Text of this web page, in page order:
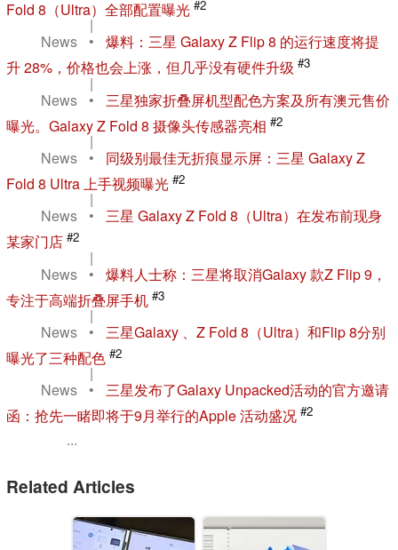
Fold 8（Ultra）全部配置曝光 #2
|
News
•
爆料：三星 Galaxy Z Flip 8 的运行速度将提
升 28%，价格也会上涨，但几乎没有硬件升级 #3
|
News
•
三星独家折叠屏机型配色方案及所有澳元售价
曝光。Galaxy Z Fold 8 摄像头传感器亮相 #2
|
News
•
同级别最佳无折痕显示屏：三星 Galaxy Z
Fold 8 Ultra 上手视频曝光 #2
|
News
•
三星 Galaxy Z Fold 8（Ultra）在发布前现身
某家门店 #2
|
News
•
爆料人士称：三星将取消Galaxy 款Z Flip 9，
专注于高端折叠屏手机 #3
|
News
•
三星Galaxy 、Z Fold 8（Ultra）和Flip 8分别
曝光了三种配色 #2
|
News
•
三星发布了Galaxy Unpacked活动的官方邀请
函：抢先一睹即将于9月举行的Apple 活动盛况 #2
...
Related Articles